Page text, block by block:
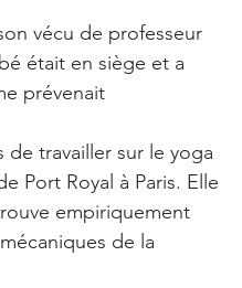
vécu de professeur
était en siège et a
prévenait
travailler sur le yoga
Port Royal à Paris. Elle
empiriquement
de la